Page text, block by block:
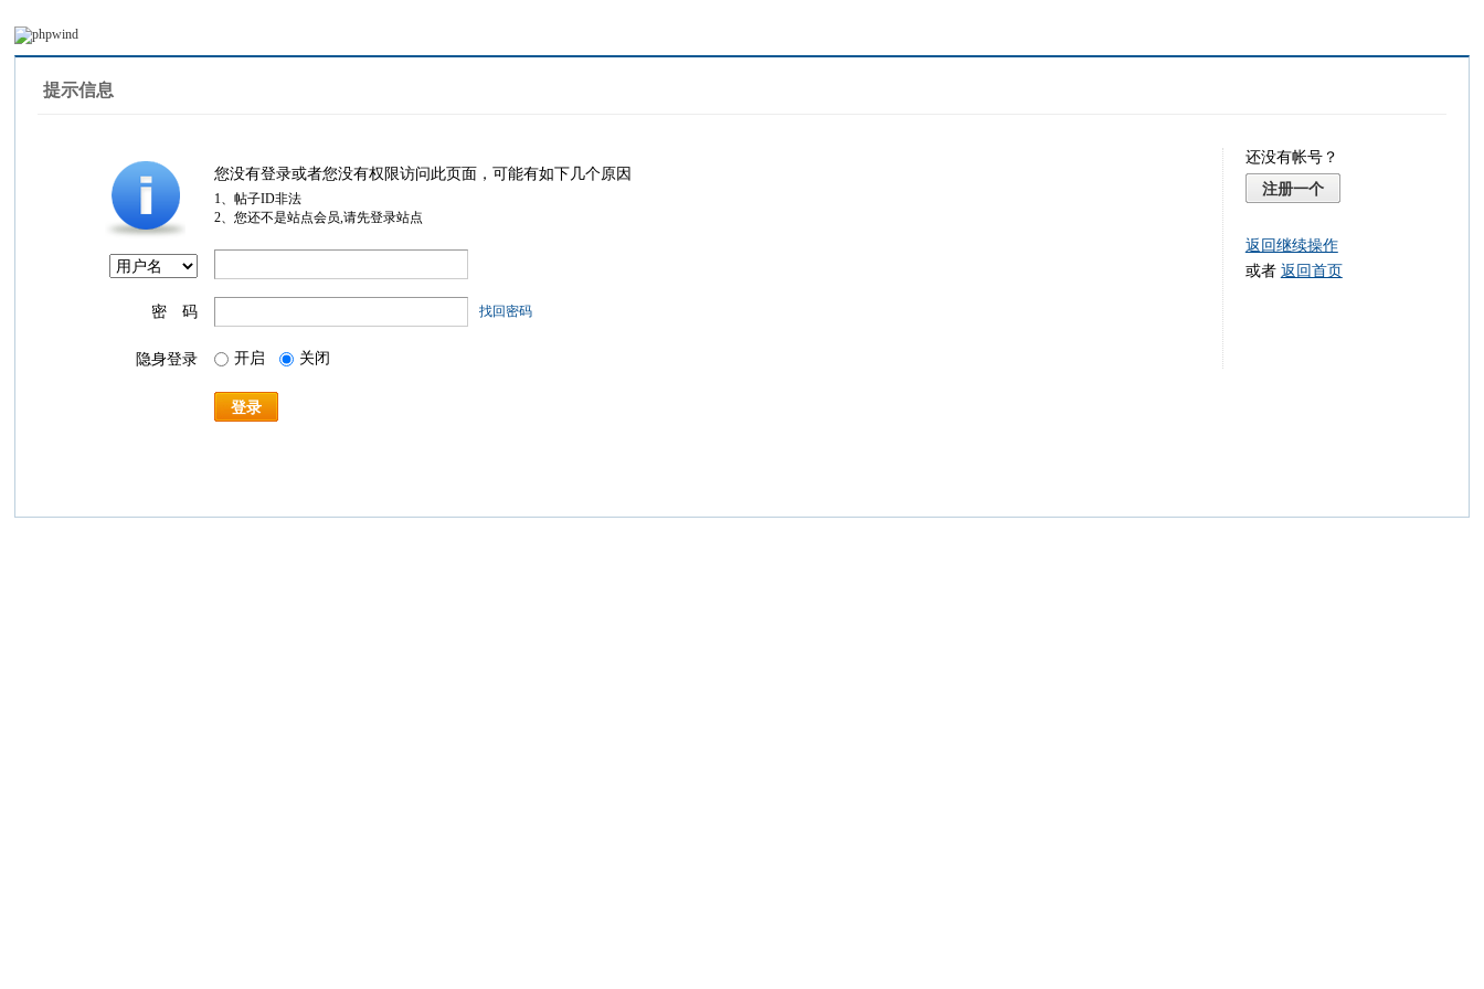
提示信息
您没有登录或者您没有权限访问此页面，可能有如下几个原因
1、帖子ID非法
2、您还不是站点会员,请先登录站点
密 码 找回密码
隐身登录 开启 关闭
登录
还没有帐号？
注册一个
返回继续操作
或者 返回首页